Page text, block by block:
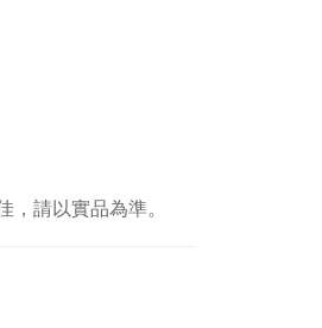
請以實品為準。